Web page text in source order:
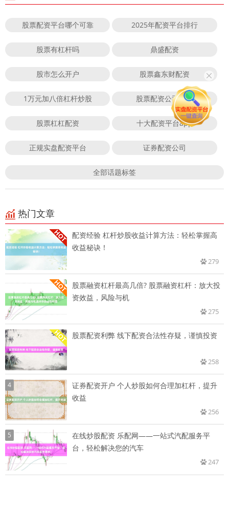
股票配资平台哪个可靠 2025年配资平台排行
股票有杠杆吗 鼎盛配资
股市怎么开户 股票鑫东财配资
1万元加八倍杠杆炒股 股票配资公司官方
股票杠杠配资 十大配资平台app
正规实盘配资平台 证券配资公司
全部话题标签
热门文章
配资经验 杠杆炒股收益计算方法：轻松掌握高
收益秘诀！
279
股票融资杠杆最高几倍? 股票融资杠杆：放大投
资效益，风险与机
275
股票配资利弊 线下配资合法性存疑，谨慎投资
258
4
证券配资开户 个人炒股如何合理加杠杆，提升
收益
256
5
在线炒股配资 乐配网——一站式汽配服务平
台，轻松解决您的汽车
247